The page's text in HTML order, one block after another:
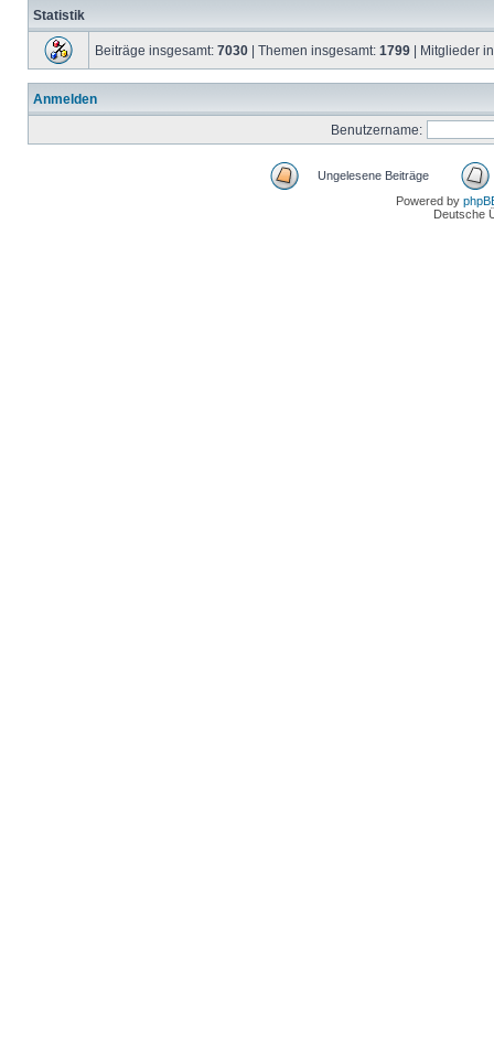
Statistik
Beiträge insgesamt: 7030 | Themen insgesamt: 1799 | Mitglieder
Anmelden
Benutzername:
Ungelesene Beiträge
Powered by
Deutsche